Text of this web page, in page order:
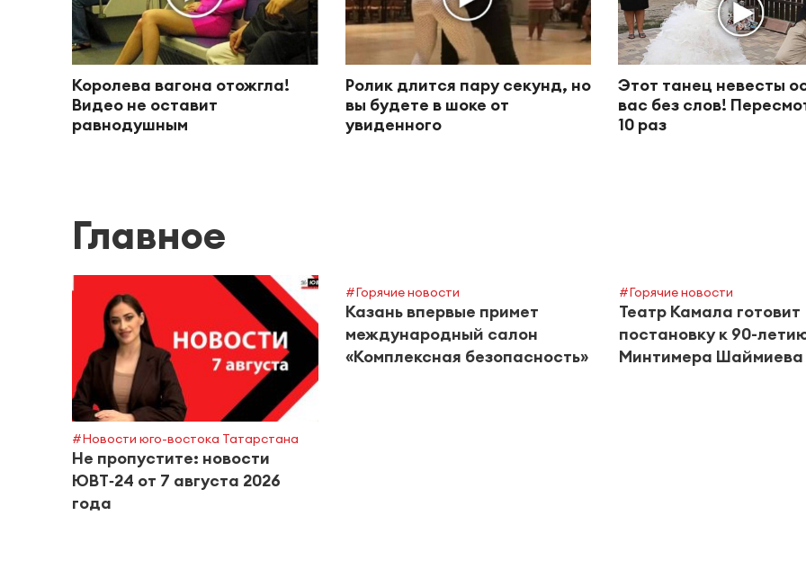
Королева вагона отожгла!
Видео не оставит
равнодушным
Ролик длится пару секунд, но
вы будете в шоке от
увиденного
Этот танец невесты
вас без слов!
10 раз
Главное
#Новости юго-востока Татарстана
Не пропустите: новости
ЮВТ‑24 от 7 августа 2026
года
#Горячие новости
Казань впервые примет
международный салон
«Комплексная безопасность»
#Горячие новости
Театр Камала готовит
постановку к 90-
Минтимера Шаймиева